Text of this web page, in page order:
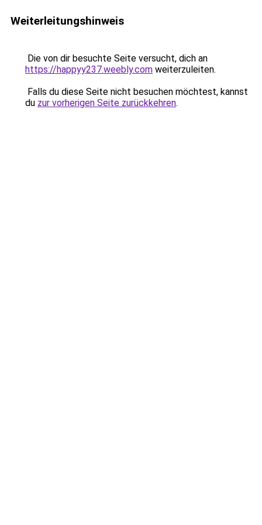
Weiterleitungshinweis
Die von dir besuchte Seite versucht, dich an
https://happyy237.weebly.com weiterzuleiten.
Falls du diese Seite nicht besuchen möchtest, kannst
du zur vorherigen Seite zurückkehren.